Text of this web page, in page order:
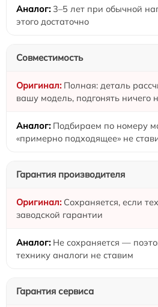
3–5 лет при обычной
этого достаточно
Совместимость
Полная: деталь
вашу модель, подгонять ничего
Подбираем по номеру
«примерно подходящее» не
Гарантия производителя
Сохраняется, если
заводской гарантии
Не сохраняется —
технику аналоги не ставим
Гарантия сервиса